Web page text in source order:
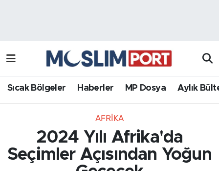
Sıcak Bölgeler Haberler MP Dosya Aylık
AFRIKA
2024 Yılı Afrika'da
Seçimler Açısından Yoğun
Haberler
MP Dosya
Röportaj Haber